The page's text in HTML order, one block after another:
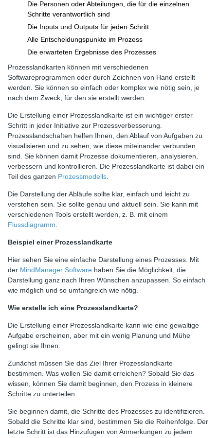
Die Personen oder Abteilungen, die für die einzelnen
Schritte verantwortlich sind
Die Inputs und Outputs für jeden Schritt
Alle Entscheidungspunkte im Prozess
Die erwarteten Ergebnisse des Prozesses
Prozesslandkarten können mit verschiedenen
Softwareprogrammen oder durch Zeichnen von Hand erstellt
werden. Sie können so einfach oder komplex wie nötig sein, je
nach dem Zweck, für den sie erstellt werden.
Die Erstellung einer Prozesslandkarte ist ein wichtiger erster
Schritt in jeder Initiative zur Prozessverbesserung.
Prozesslandschaften helfen Ihnen, den Ablauf von Aufgaben zu
visualisieren und zu sehen, wie diese miteinander verbunden
sind. Sie können damit Prozesse dokumentieren, analysieren,
verbessern und kontrollieren. Die Prozesslandkarte ist dabei ein
Teil des ganzen Prozessmodells
Die Darstellung der Abläufe sollte klar, einfach und leicht zu
verstehen sein. Sie sollte genau und aktuell sein. Sie kann mit
verschiedenen Tools erstellt werden, z. B. mit einem
Flussdiagramm
Beispiel einer Prozesslandkarte
Hier sehen Sie eine einfache Darstellung eines Prozesses. Mit
der MindManager Software haben Sie die Möglichkeit, die
Darstellung ganz nach Ihren Wünschen anzupassen. So einfach
wie möglich und so umfangreich wie nötig.
Wie erstelle ich eine Prozesslandkarte?
Die Erstellung einer Prozesslandkarte kann wie eine gewaltige
Aufgabe erscheinen, aber mit ein wenig Planung und Mühe
gelingt sie Ihnen.
Zunächst müssen Sie das Ziel Ihrer Prozesslandkarte
bestimmen. Was wollen Sie damit erreichen? Sobald Sie das
wissen, können Sie damit beginnen, den Prozess in kleinere
Schritte zu unterteilen.
Sie beginnen damit, die Schritte des Prozesses zu identifizieren.
Sobald die Schritte klar sind, bestimmen Sie die Reihenfolge. Der
letzte Schritt ist das Hinzufügen von Anmerkungen zu jedem